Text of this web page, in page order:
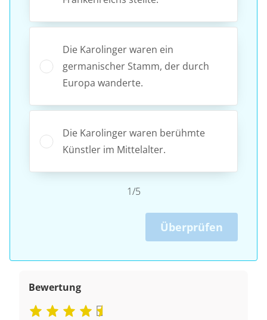
Die Karolinger waren ein
germanischer Stamm, der durch
Europa wanderte.
Die Karolinger waren berühmte
Künstler im Mittelalter.
1/5
Überprüfen
Bewertung